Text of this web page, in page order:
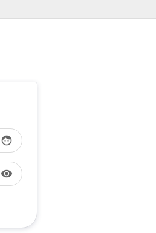
face
visibility